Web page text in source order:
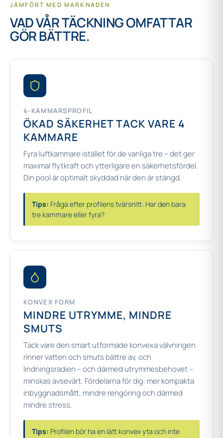
JÄMFÖRT MED MARKNADEN
VAD VÅR TÄCKNING OMFATTAR
GÖR BÄTTRE.
4-KAMMARSPROFIL
ÖKAD SÄKERHET TACK VARE 4
KAMMARE
Fyra luftkammare istället för de vanliga tre – det ger
maximal flytkraft och ytterligare en säkerhetsfördel.
Din pool är optimalt skyddad när den är stängd.
Tips: Fråga efter profilens tvärsnitt: Har den bara
tre kammare eller fyra?
KONVEX FORM
MINDRE UTRYMME, MINDRE
SMUTS
Tack vare den smart utformade konvexa välvningen
rinner vatten och smuts bättre av, och
lindningsradien – och därmed utrymmesbehovet –
minskas avsevärt. Fördelarna för dig: mer kompakta
inbyggnadsmått, mindre rengöring och därmed
mindre stress.
Tips: Profilen bör ha en lätt konvex yta och inte